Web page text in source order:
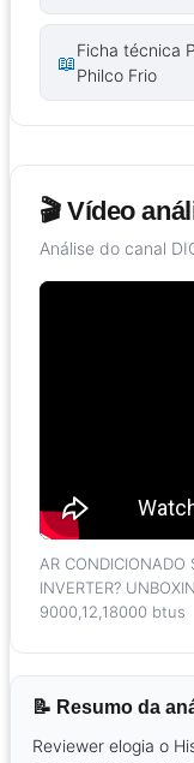
📖
Ficha técnica
Philco Frio
🎬 Vídeo
Análise do canal
AR CONDICIONADO
INVERTER?
9000,12,18000 btus
📝 Resumo da
Reviewer elogia o